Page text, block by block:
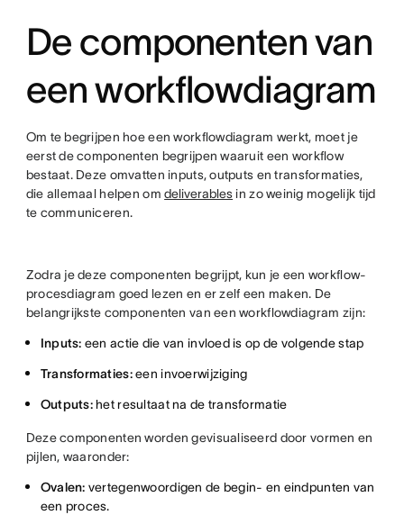
De componenten van
een workflowdiagram
Om te begrijpen hoe een workflowdiagram werkt, moet je
eerst de componenten begrijpen waaruit een workflow
bestaat. Deze omvatten inputs, outputs en transformaties,
die allemaal helpen omdeliverables in zo weinig mogelijk tijd
te communiceren.
Zodra je deze componenten begrijpt, kun je een workflow-
procesdiagram goed lezen en er zelf een maken. De
belangrijkste componenten van een workflowdiagram zijn:
Inputs: een actie die van invloed is op de volgende stap
Transformaties:een invoerwijziging
Outputs:het resultaat na de transformatie
Deze componenten worden gevisualiseerd door vormen en
pijlen, waaronder:
Ovalen: vertegenwoordigen de begin- en eindpunten van
een proces.